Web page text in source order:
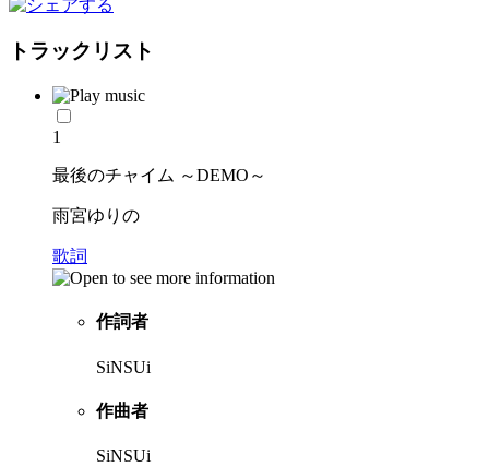
トラックリスト
1
最後のチャイム ～DEMO～
雨宮ゆりの
歌詞
作詞者
SiNSUi
作曲者
SiNSUi